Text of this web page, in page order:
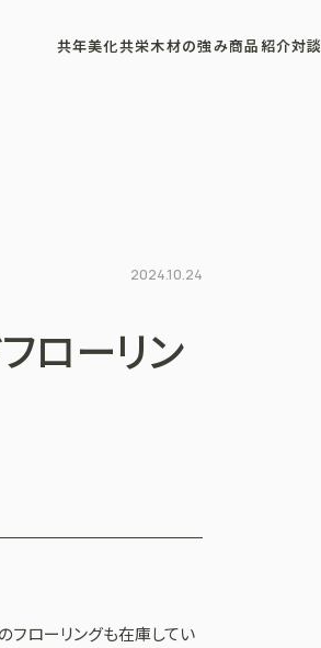
共年美化共栄木材の強み商品紹介対談
2024.10.24
ローリン
フローリングも在庫してい